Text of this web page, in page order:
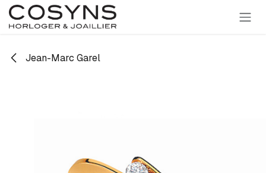
SE RENDRE AU CONTENU
Jean-Marc Garel